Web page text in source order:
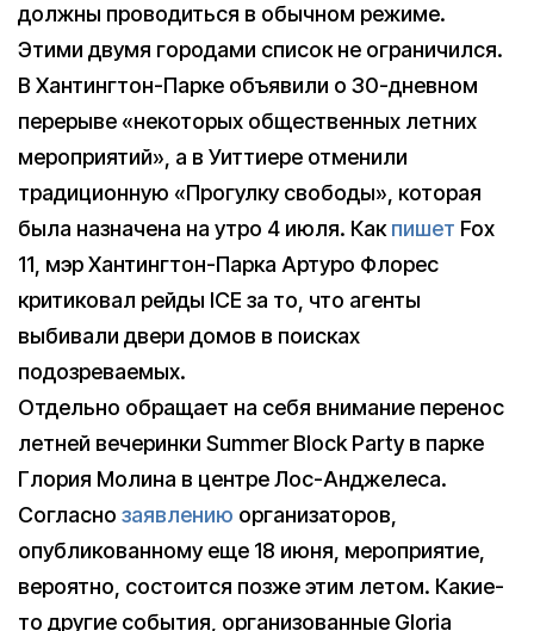
должны проводиться в обычном режиме.
Этими двумя городами список не ограничился.
В Хантингтон-Парке объявили о 30-дневном
перерыве «некоторых общественных летних
мероприятий», а в Уиттиере отменили
традиционную «Прогулку свободы», которая
была назначена на утро 4 июля. Какпишет Fox
11, мэр Хантингтон-Парка Артуро Флорес
критиковал рейды ICE за то, что агенты
выбивали двери домов в поисках
подозреваемых.
Отдельно обращает на себя внимание перенос
летней вечеринки Summer Block Party в парке
Глория Молина в центре Лос-Анджелеса.
Согласно заявлению организаторов,
опубликованному еще 18 июня, мероприятие,
вероятно, состоится позже этим летом. Какие-
то другие события, организованные Gloria